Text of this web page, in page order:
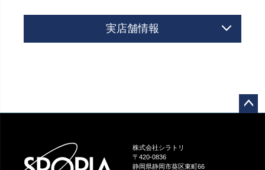
実店舗情報
株式会社シラトリ
〒420-0836
静岡県静岡市葵区東町66